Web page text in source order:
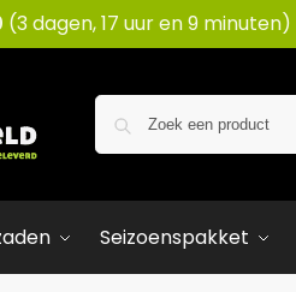
(3 dagen, 17 uur en 9 minuten)
Seizoenspakket